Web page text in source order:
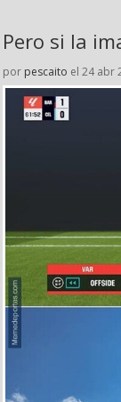
Pero si la
por pescaito el 24 abr